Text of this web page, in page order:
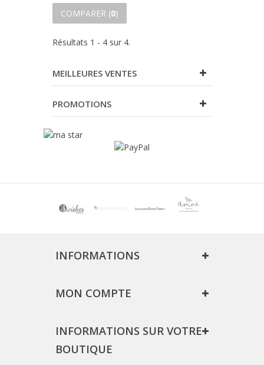
COMPARER (0)
Résultats 1 - 4 sur 4.
MEILLEURES VENTES
PROMOTIONS
INFORMATIONS
MON COMPTE
INFORMATIONS SUR VOTRE
BOUTIQUE